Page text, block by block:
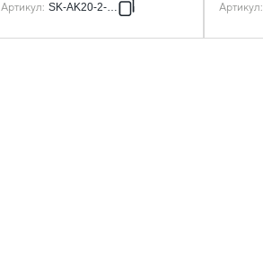
Артикул: SK-AK20-2-K98 Артикул: